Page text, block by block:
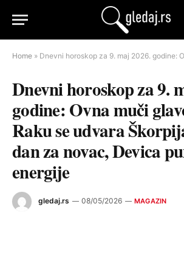
Home » Dnevni horoskop za 9. maj 2026. godine: Ovna muči glavobolja, Raku se udvara
Dnevni horoskop za 9.
godine: Ovna muči
Raku se udvara
dan za novac, Devica
energije
gledaj.rs 08/05/2026 MAGAZIN